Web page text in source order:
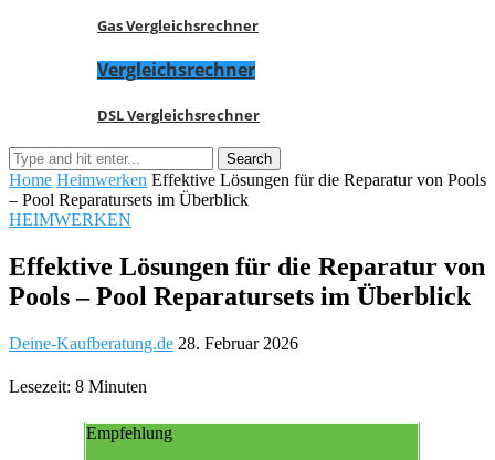
Gas Vergleichsrechner
Vergleichsrechner
DSL Vergleichsrechner
Home Heimwerken Effektive Lösungen für die Reparatur von Pools
– Pool Reparatursets im Überblick
HEIMWERKEN
Effektive Lösungen für die Reparatur von
Pools – Pool Reparatursets im Überblick
Deine-Kaufberatung.de 28. Februar 2026
Lesezeit: 8 Minuten
Empfehlung